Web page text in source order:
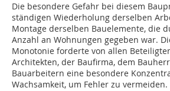
Die besondere Gefahr bei diesem
ständigen Wiederholung derselben
Montage derselben Bauelemente, die
Anzahl an Wohnungen gegeben war.
Monotonie forderte von allen
Architekten, der Baufirma, dem
Bauarbeitern eine besondere
Wachsamkeit, um Fehler zu vermeiden.